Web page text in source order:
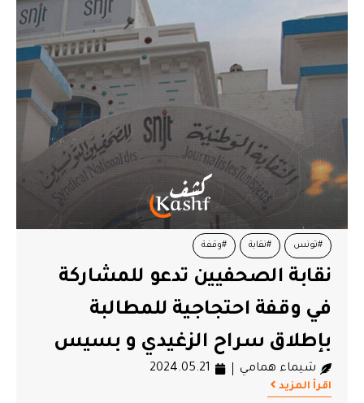
#تونس #نقابة #وقفة
نقابة الصحفيين تدعو للمشاركة
في وقفة احتجاجية للمطالبة
بإطلاق سراح الزغيدي و بسيس
شيماء همامي 2024.05.21
اقرأ المزيد